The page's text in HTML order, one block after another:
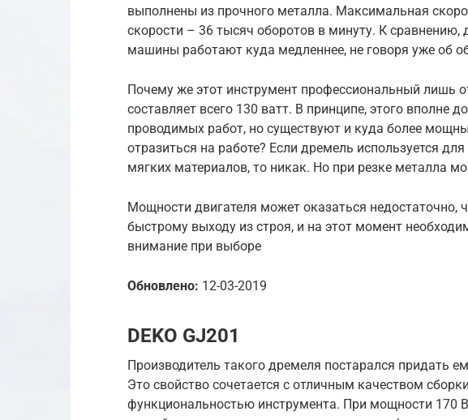
выполнены из прочного металла. Максимальная
скорости – 36 тысяч оборотов в минуту. К
машины работают куда медленнее, не говоря уже об
Почему же этот инструмент профессиональный лишь
составляет всего 130 ватт. В принципе, этого вполне
проводимых работ, но существуют и куда более
отразиться на работе? Если дремель используется
мягких материалов, то никак. Но при резке металла
Мощности двигателя может оказаться недостаточно,
быстрому выходу из строя, и на этот момент
внимание при выборе
Обновлено: 12-03-2019
DEKO GJ201
Производитель такого дремеля постарался придать
Это свойство сочетается с отличным качеством
функциональностью инструмента. При мощности 170